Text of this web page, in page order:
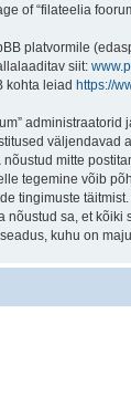
of “filateelia
platvormile
siit:
kohta leiad https://
väljendavad
mitte
tegemine võib
tingimuste
nõustud sa, et
kuhu on